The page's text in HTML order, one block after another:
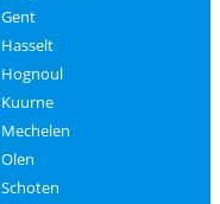
Gent
Hasselt
Hognoul
Kuurne
Mechelen
Olen
Schoten